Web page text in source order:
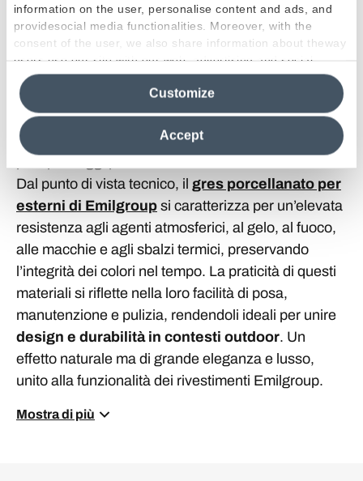
information on the user, personalise content and ads, and
providesocial media functionalities. Moreover, with the
consent of the user, we also share information about theway
users use our site with our web, advertising and social
media analytics partners, who may combine itwith other
information in their possession. By closing this banner,
clicking on "Reject", it will be possible tocontinue browsing
the site after installing only technical cookies. For more
information see the
Cookie Policy
Accept
Customize
stabilimenti balneari, scale esterne, zone carrabili,
garage e persino aree industriali. Questi prodotti si
diverse modalità di posa in base ad esigenze
specifiche. È possibile posizionarle sull’erba per
creare percorsi che si integrano armoniosamente
con l’ambiente naturale, oppure su ghiaia, ideale
Dal punto di vista tecnico, il gres porcellanato per
esterni di Emilgroup si caratterizza per un’elevata
resistenza agli agenti atmosferici, al gelo, al fuoco,
alle macchie e agli sbalzi termici, preservando
l’integrità dei colori nel tempo. La praticità di questi
materiali si riflette nella loro facilità di posa,
manutenzione e pulizia, rendendoli ideali per unire
design e durabilità in contesti outdoor. Un
effetto naturale ma di grande eleganza e lusso,
unito alla funzionalità dei rivestimenti Emilgroup.
Mostra di più